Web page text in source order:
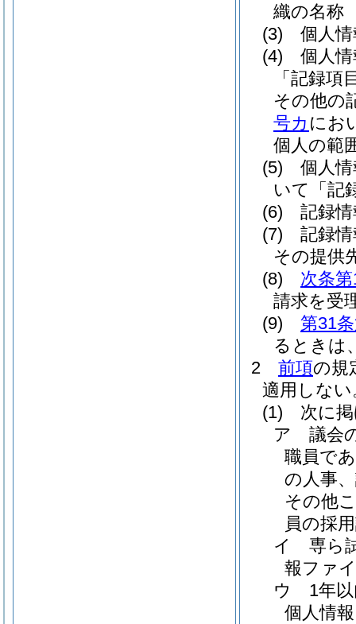
織の名称
(3)
個人
(4)
個人
「記録項
その他の
号カ にお
個人の範
(5)
個人
いて「記
(6)
記録
(7)
記録
その提供
(8)
次条
請求を受
(9)
第31
るときは
2
前項の規
適用しない
(1)
次に
ア
議会
職員で
の人事
その他
員の採
イ
専ら
報ファ
ウ
1年
個人情